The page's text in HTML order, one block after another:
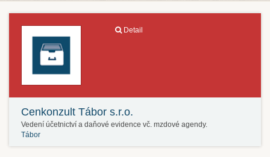
Detail
Cenkonzult Tábor s.r.o.
Vedení účetnictví a daňové evidence vč. mzdové agendy.
Tábor